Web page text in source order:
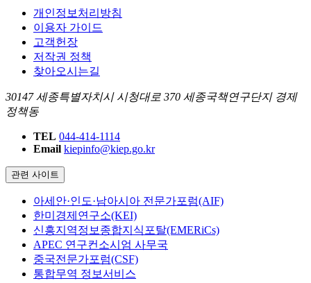
개인정보처리방침
이용자 가이드
고객헌장
저작권 정책
찾아오시는길
30147 세종특별자치시 시청대로 370 세종국책연구단지 경제
정책동
TEL 044-414-1114
Email kiepinfo@kiep.go.kr
관련 사이트
아세안·인도·남아시아 전문가포럼(AIF)
한미경제연구소(KEI)
신흥지역정보종합지식포탈(EMERiCs)
APEC 연구컨소시엄 사무국
중국전문가포럼(CSF)
통합무역 정보서비스